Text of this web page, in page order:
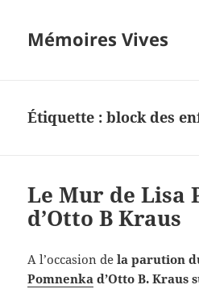
Mémoires Vives
Étiquette :block des
Le Mur de Lisa
d’Otto B Kraus
A l’occasion de la parution
Pomnenka d’Otto B. Kraus